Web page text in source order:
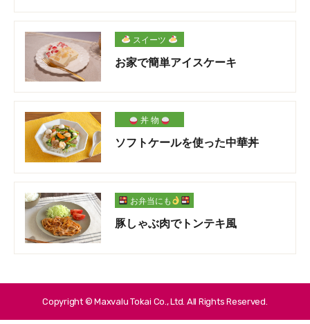
スイーツ
お家で簡単アイスケーキ
丼 物
ソフトケールを使った中華丼
お弁当にも
豚しゃぶ肉でトンテキ風
Copyright © Maxvalu Tokai Co., Ltd. All Rights Reserved.